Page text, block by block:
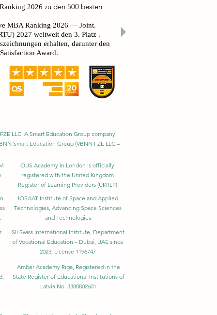
2026 zu den 500 besten
MBA Ranking 2026 — Joint.
2027 weltweit den 3. Platz.
erhalten, darunter den
Award.
LLC. A Smart Education Group company.
Smart Education Group (VBNN FZE LLC –
OUS Academy in London is officially
registered with the United Kingdom
Register of Learning Providers (UKRLP)
IOSAAT Institute of Space and Applied
Technologies, Advancing Space Sciences
and Technologies
SII Swiss International Institute, Department
of Vocational Education – Dubai, UAE since
2023, License 1196747
Amber Academy Riga, Registered in the
State Register of Educational Institutions of
Latvia No. 3380802601